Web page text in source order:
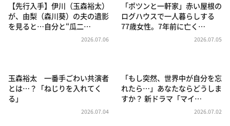
ポツンと一軒家
ザキ山小屋本館
【先行入手】伊川（玉森裕太）
が、由梨（森川葵）の夫の遺影
を見ると…自分と“瓜二…
2026.07.06
「ポツンと一軒家」赤い屋根の
ログハウスで一人暮らしする
77歳女性。7年前に亡く…
2026.07.05
玉森裕太 一番手ごわい共演者
とは…？「ねじりを入れてく
る」
2026.07.04
「もし突然、世界中が自分を忘
れたら…」あなたならどうしま
すか？ 新ドラマ「マイ…
2026.07.02